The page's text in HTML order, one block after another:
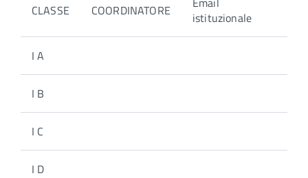
CLASSE COORDINATORE
istituzionale
I A
I B
I C
I D